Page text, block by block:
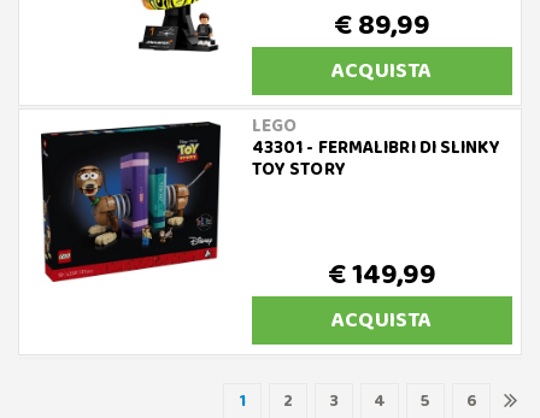
€ 89,99
ACQUISTA
LEGO
43301 - FERMALIBRI DI SLINKY
TOY STORY
€ 149,99
ACQUISTA
1 2 3 4 5 6